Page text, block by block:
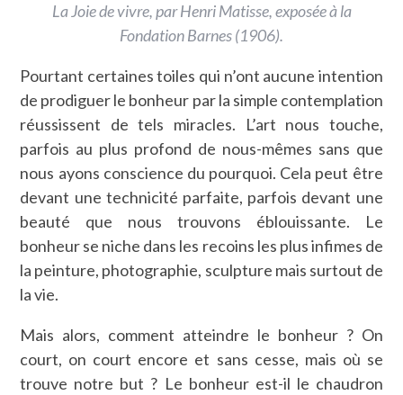
La Joie de vivre, par Henri Matisse, exposée à la
Fondation Barnes (1906).
Pourtant certaines toiles qui n’ont aucune intention
de prodiguer le bonheur par la simple contemplation
réussissent de tels miracles. L’art nous touche,
parfois au plus profond de nous-mêmes sans que
nous ayons conscience du pourquoi. Cela peut être
devant une technicité parfaite, parfois devant une
beauté que nous trouvons éblouissante. Le
bonheur se niche dans les recoins les plus infimes de
la peinture, photographie, sculpture mais surtout de
la vie.
Mais alors, comment atteindre le bonheur ? On
court, on court encore et sans cesse, mais où se
trouve notre but ? Le bonheur est-il le chaudron